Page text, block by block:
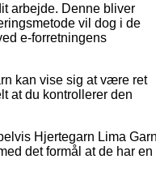
arbejde. Denne bliver
vil dog i de
e-forretningens
kan vise sig at være ret
at du kontrollerer den
Hjertegarn Lima Garn
det formål at de har en